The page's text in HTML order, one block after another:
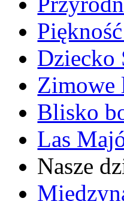
Dziecko
Zimowe
Blisko
Las
Nasze